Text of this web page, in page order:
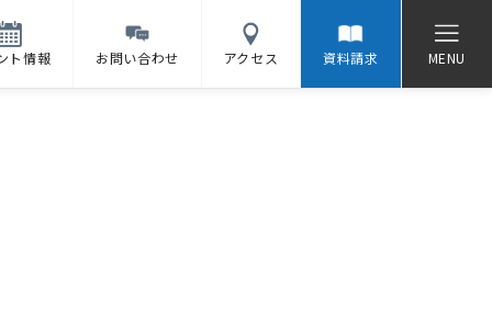
ト情報 お問い合わせ アクセス 資料請求 MENU